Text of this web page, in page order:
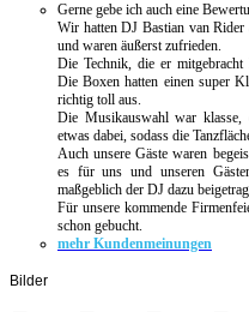
Gerne gebe ich auch eine
Wir hatten DJ Bastian van
und waren äußerst zufrieden.
Die Technik, die er
Die Boxen hatten einen super
richtig toll aus.
Die Musikauswahl war
etwas dabei, sodass die
Auch unsere Gäste waren
es für uns und unseren
maßgeblich der DJ dazu
Für unsere kommende
schon gebucht.
mehr Kundenmeinungen
Bilder